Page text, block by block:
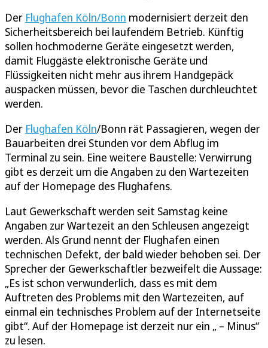
Der Flughafen Köln/Bonn modernisiert derzeit den
Sicherheitsbereich bei laufendem Betrieb. Künftig
sollen hochmoderne Geräte eingesetzt werden,
damit Fluggäste elektronische Geräte und
Flüssigkeiten nicht mehr aus ihrem Handgepäck
auspacken müssen, bevor die Taschen durchleuchtet
werden.
Der Flughafen Köln/Bonn rät Passagieren, wegen der
Bauarbeiten drei Stunden vor dem Abflug im
Terminal zu sein. Eine weitere Baustelle: Verwirrung
gibt es derzeit um die Angaben zu den Wartezeiten
auf der Homepage des Flughafens.
Laut Gewerkschaft werden seit Samstag keine
Angaben zur Wartezeit an den Schleusen angezeigt
werden. Als Grund nennt der Flughafen einen
technischen Defekt, der bald wieder behoben sei. Der
Sprecher der Gewerkschaftler bezweifelt die Aussage:
„Es ist schon verwunderlich, dass es mit dem
Auftreten des Problems mit den Wartezeiten, auf
einmal ein technisches Problem auf der Internetseite
gibt“. Auf der Homepage ist derzeit nur ein „ – Minus“
zu lesen.